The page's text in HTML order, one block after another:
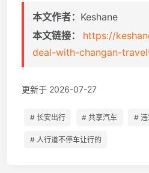
本文作者： Keshane
本文链接： https://
deal-with-changan-
更新于 2026-07-27
# 长安出行 # 共享汽车 # 违
# 人行道不停车让行的